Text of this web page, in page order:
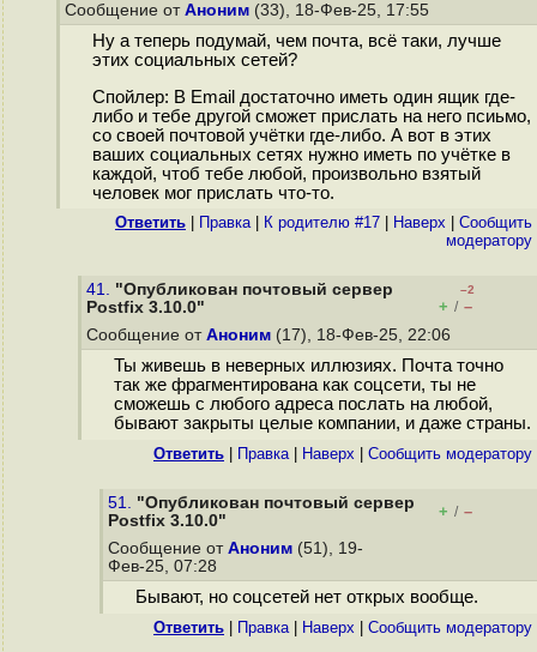
Сообщение от Аноним (33), 18-Фев-25, 17:55
Ну а теперь подумай, чем почта, всё таки, лучше
этих социальных сетей?
Спойлер: В Email достаточно иметь один ящик где-
либо и тебе другой сможет прислать на него псиьмо,
со своей почтовой учётки где-либо. А вот в этих
ваших социальных сетях нужно иметь по учётке в
каждой, чтоб тебе любой, произвольно взятый
человек мог прислать что-то.
Ответить Правка| К родителю #17 Наверх
Cообщить
модератору
41. "Опубликован почтовый сервер
Postfix 3.10.0"
–2
+ / –
Сообщение от Аноним (17), 18-Фев-25, 22:06
Ты живешь в неверных иллюзиях. Почта точно
так же фрагментирована как соцсети, ты не
сможешь с любого адреса послать на любой,
бывают закрыты целые компании, и даже страны.
Ответить Правка| Наверх Cообщить модератору
51. "Опубликован почтовый сервер
Postfix 3.10.0"
+ / –
Сообщение от Аноним (51), 19-
Фев-25, 07:28
Бывают, но соцсетей нет открых вообще.
Ответить Правка| Наверх Cообщить модератору